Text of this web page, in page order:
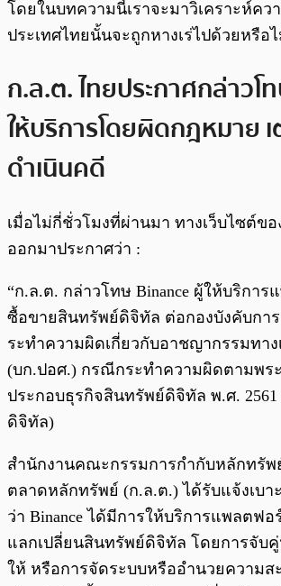
โดยในบทความนี้เราจะมาวิเคราะห์คว
ประเทศไทยนั้นจะถูกหางเร่ไปด้วยหรือ
ก.ล.ต. ไทยประกาศกล่าวโ
ให้บริการโดยผิดกฎหมาย
ดำเนินคดี
เมื่อไม่กี่ชั่วโมงที่ผ่านมา ทางเว็บไซต์ข
ออกมาประกาศว่า :
“ก.ล.ต. กล่าวโทษ Binance ผู้ให้บริกา
ซื้อขายสินทรัพย์ดิจิทัล ต่อกองบังคับกา
ระทำความผิดเกี่ยวกับอาชญากรรมทาง
(บก.ปอศ.) กรณีกระทำความผิดตามพร
ประกอบธุรกิจสินทรัพย์ดิจิทัล พ.ศ.
ดิจิทัล)
สำนักงานคณะกรรมการกำกับหลักทรัพ
ตลาดหลักทรัพย์ (ก.ล.ต.) ได้รับแจ้งเบ
ว่า Binance ได้มีการให้บริการแพลตฟ
แลกเปลี่ยนสินทรัพย์ดิจิทัล โดยการจับ
ให้ หรือการจัดระบบหรืออำนวยความส